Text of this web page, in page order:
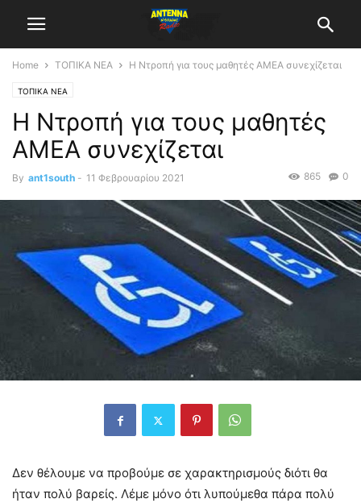
Home ΤΟΠΙΚΑ ΝΕΑ Η Ντροπή για τους μαθητές ΑΜΕΑ συνεχίζεται
ΤΟΠΙΚΑ ΝΕΑ
Η Ντροπή για τους μαθητές
ΑΜΕΑ συνεχίζεται
By ant1south - 11 Φεβρουαρίου 2021 0
865
Δεν θέλουμε να προβούμε σε χαρακτηρισμούς διότι θα
ήταν πολύ βαρείς. Λέμε μόνο ότι λυπούμεθα πάρα πολύ